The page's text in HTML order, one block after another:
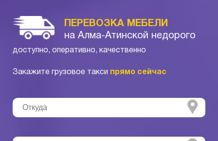
ПЕРЕВОЗКА МЕБЕЛИ
на Алма-Атинской недорого
доступно, оперативно, качественно
Закажите грузовое такси прямо сейчас